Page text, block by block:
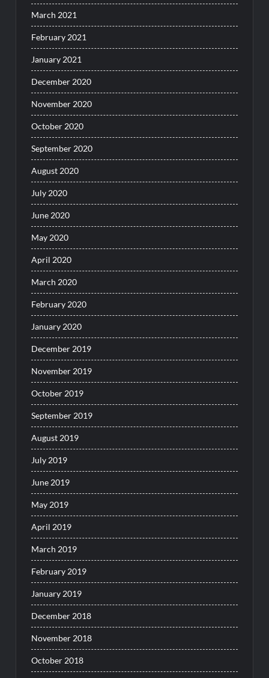
March 2021
February 2021
January 2021
December 2020
November 2020
October 2020
September 2020
August 2020
July 2020
June 2020
May 2020
April 2020
March 2020
February 2020
January 2020
December 2019
November 2019
October 2019
September 2019
August 2019
July 2019
June 2019
May 2019
April 2019
March 2019
February 2019
January 2019
December 2018
November 2018
October 2018